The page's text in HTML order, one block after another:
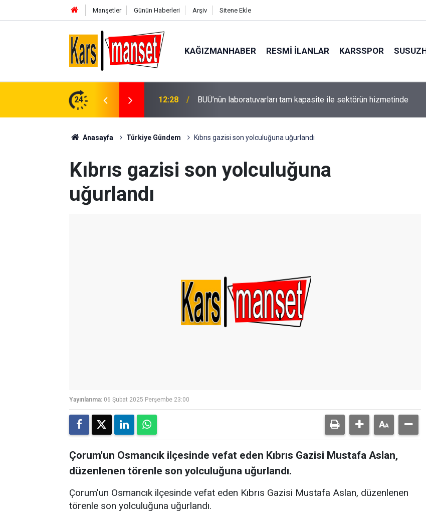
Manşetler Günün Haberleri Arşiv Sitene Ekle
KAĞIZMANHABER RESMI İLANLAR KARSSPOR
24
ile sektörün hizmetinde 12:28 Menteşe’de ticari araç dere yatağına uçtu: 2 yaralı
Anasayfa Türkiye Gündem Kıbrıs gazisi son yolculuğuna uğurlandı
Kıbrıs gazisi son yolculuğuna
uğurlandı
Yayınlanma: 06 Şubat 2025 Perşembe 23:00
Çorum'un Osmancık ilçesinde vefat eden Kıbrıs Gazisi Mustafa Aslan,
düzenlenen törenle son yolculuğuna uğurlandı.
Çorum'un Osmancık ilçesinde vefat eden Kıbrıs Gazisi Mustafa Aslan, düzenlenen
törenle son yolculuğuna uğurlandı.